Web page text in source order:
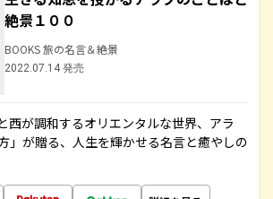
絶景１００
BOOKS 旅の名言＆絶景
2022.07.14 発売
西が調和するオリエンタルな世界、アラ
」が贈る、人生を輝かせる名言と癒やしの